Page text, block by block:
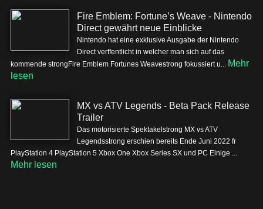
Fire Emblem: Fortune’s Weave - Nintendo
Direct gewährt neue Einblicke
Nintendo hat eine exklusive Ausgabe der Nintendo
Direct verffentlicht in welcher man sich auf das
kommende strongFire Emblem Fortunes Weavestrong fokussiert u... Mehr
lesen
MX vs ATV Legends - Beta Pack Release
Trailer
Das motorisierte Spektakelstrong MX vs ATV
Legendsstrong erschien bereits Ende Juni 2022 fr
PlayStation 4 PlayStation 5 Xbox One Xbox Series SX und PC Einige ...
Mehr lesen